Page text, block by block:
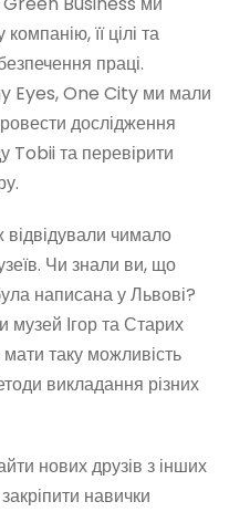
її цілі та
праці.
Eyes, One City ми мали
дослідження
Tobii та перевірити
чимало
Чи знали ви, що
написана у Львові?
музей Ігор та Старих
таку можливість
викладання різних
нових друзів з інших
навички